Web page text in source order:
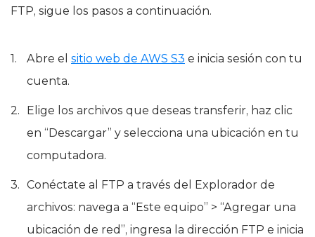
FTP, sigue los pasos a continuación.
Abre el sitio web de AWS S3 e inicia sesión con tu
cuenta.
Elige los archivos que deseas transferir, haz clic
en “Descargar” y selecciona una ubicación en tu
computadora.
Conéctate al FTP a través del Explorador de
archivos: navega a “Este equipo” > “Agregar una
ubicación de red”, ingresa la dirección FTP e inicia